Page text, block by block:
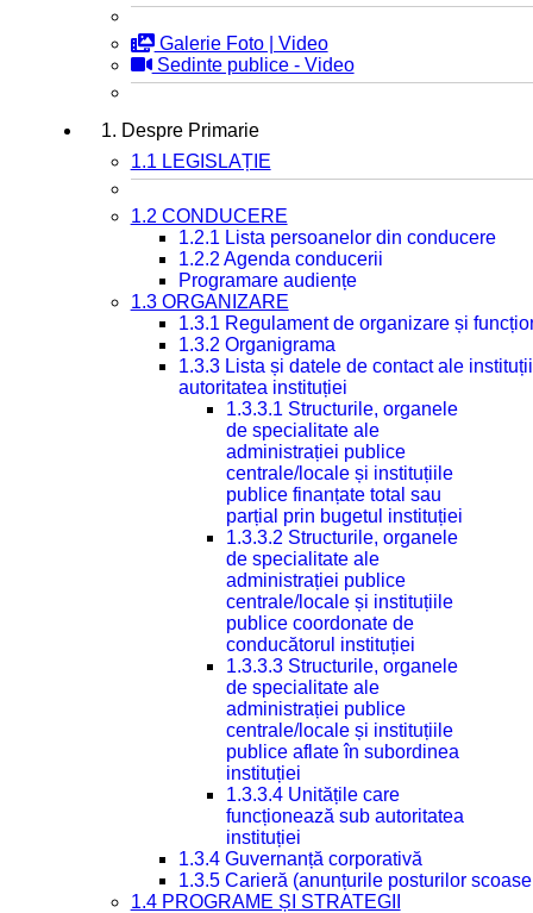
Galerie Foto | Video
Sedinte publice - Video
1. Despre Primarie
1.1 LEGISLAȚIE
1.2 CONDUCERE
1.2.1 Lista persoanelor din conducere
1.2.2 Agenda conducerii
Programare audiențe
1.3 ORGANIZARE
1.3.1 Regulament de organizare și
1.3.2 Organigrama
1.3.3 Lista și datele de contact ale
autoritatea instituției
1.3.3.1 Structurile, organele
de specialitate ale
administrației publice
centrale/locale și instituțiile
publice finanțate total sau
parțial prin bugetul instituției
1.3.3.2 Structurile, organele
de specialitate ale
administrației publice
centrale/locale și instituțiile
publice coordonate de
conducătorul instituției
1.3.3.3 Structurile, organele
de specialitate ale
administrației publice
centrale/locale și instituțiile
publice aflate în subordinea
instituției
1.3.3.4 Unitățile care
funcționează sub autoritatea
instituției
1.3.4 Guvernanță corporativă
1.3.5 Carieră (anunțurile posturilor
1.4 PROGRAME ȘI STRATEGII